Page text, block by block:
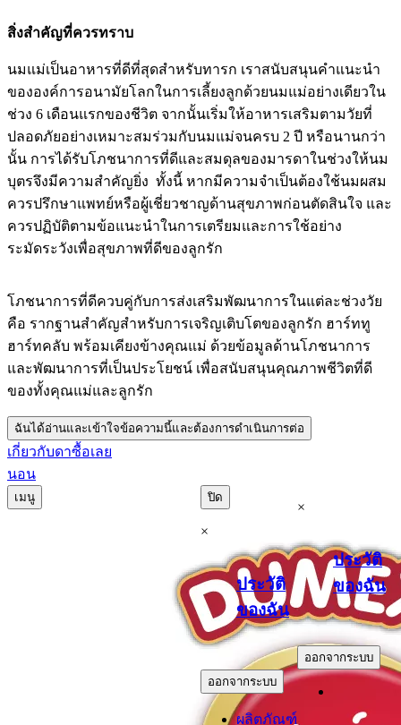
สิ่งสำคัญที่ควรทราบ
นมแม่เป็นอาหารที่ดีที่สุดสำหรับทารก เราสนับสนุนคำแนะนำ
ขององค์การอนามัยโลกในการเลี้ยงลูกด้วยนมแม่อย่างเดียวใน
ช่วง 6 เดือนแรกของชีวิต จากนั้นเริ่มให้อาหารเสริมตามวัยที่
ปลอดภัยอย่างเหมาะสมร่วมกับนมแม่จนครบ 2 ปี หรือนานกว่า
นั้น การได้รับโภชนาการที่ดีและสมดุลของมารดาในช่วงให้นม
บุตรจึงมีความสำคัญยิ่ง ทั้งนี้ หากมีความจำเป็นต้องใช้นมผสม
ควรปรึกษาแพทย์หรือผู้เชี่ยวชาญด้านสุขภาพก่อนตัดสินใจ และ
ควรปฏิบัติตามข้อแนะนำในการเตรียมและการใช้อย่าง
ระมัดระวังเพื่อสุขภาพที่ดีของลูกรัก
โภชนาการที่ดีควบคู่กับการส่งเสริมพัฒนาการในแต่ละช่วงวัย
คือ รากฐานสำคัญสำหรับการเจริญเติบโตของลูกรัก ฮาร์ททู
ฮาร์ทคลับ พร้อมเคียงข้างคุณแม่ ด้วยข้อมูลด้านโภชนาการ
และพัฒนาการที่เป็นประโยชน์ เพื่อสนับสนุนคุณภาพชีวิตที่ดี
ของทั้งคุณแม่และลูกรัก
ฉันได้อ่านและเข้าใจข้อความนี้และต้องการดำเนินการต่อ
เกี่ยวกับดา
นอน
ซื้อเลย
เมนู ปิด
×
ประวัติ
ของฉัน
.
ออกจากระบบ
ผลิตภัณฑ์
×
ประวัติ
ของฉัน
.
ออกจากระบบ